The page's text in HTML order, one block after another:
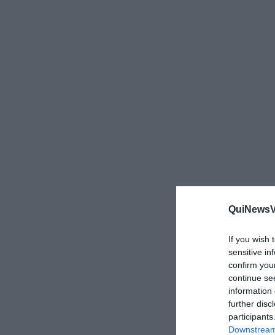
If you wish
sensitive
confirm
continue
information
further